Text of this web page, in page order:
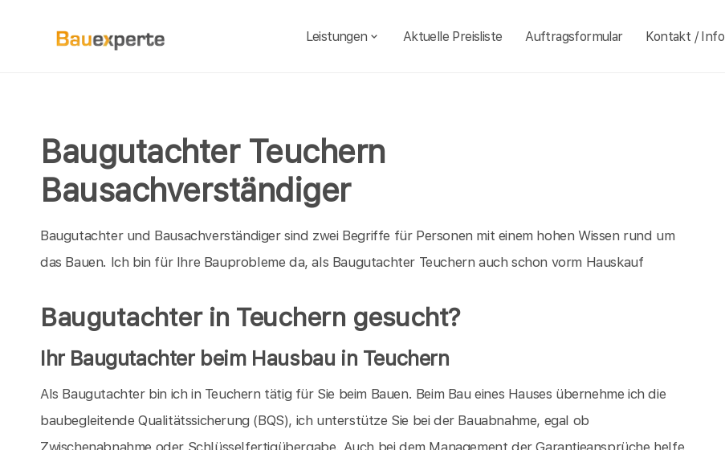
Leistungen Aktuelle Preisliste Auftragsformular Kontakt / Info
Baugutachter Teuchern
Bausachverständiger
Baugutachter und Bausachverständiger sind zwei Begriffe für Personen mit einem hohen Wissen rund um
das Bauen. Ich bin für Ihre Bauprobleme da, als Baugutachter Teuchern auch schon vorm Hauskauf
Baugutachter in Teuchern gesucht?
Ihr Baugutachter beim Hausbau in Teuchern
Als Baugutachter bin ich in Teuchern tätig für Sie beim Bauen. Beim Bau eines Hauses übernehme ich die
baubegleitende Qualitätssicherung (BQS), ich unterstütze Sie bei der Bauabnahme, egal ob
Zwischenabnahme oder Schlüsselfertigübergabe. Auch bei dem Management der Garantieansprüche helfe